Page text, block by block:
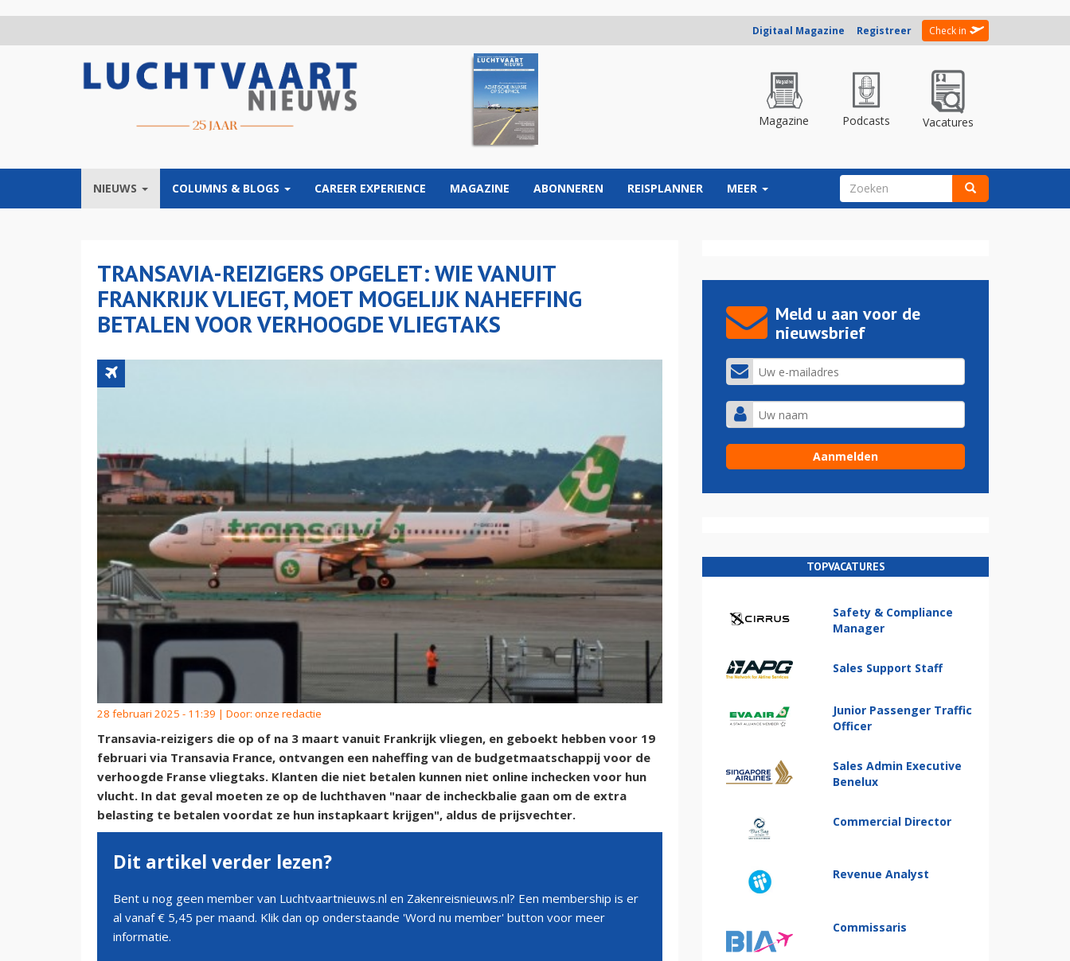
Digitaal Magazine Registreer Check in
Magazine Podcasts Vacatures
NIEUWS COLUMNS & BLOGS CAREER EXPERIENCE MAGAZINE ABONNEREN REISPLANNER MEER ZOEKVELD
TRANSAVIA-REIZIGERS OPGELET: WIE VANUIT
FRANKRIJK VLIEGT, MOET MOGELIJK NAHEFFING
BETALEN VOOR VERHOOGDE VLIEGTAKS
28 februari 2025 - 11:39 | Door: onze redactie
Transavia-reizigers die op of na 3 maart vanuit Frankrijk vliegen, en geboekt hebben voor 19
februari via Transavia France, ontvangen een naheffing van de budgetmaatschappij voor de
verhoogde Franse vliegtaks. Klanten die niet betalen kunnen niet online inchecken voor hun
vlucht. In dat geval moeten ze op de luchthaven "naar de incheckbalie gaan om de extra
belasting te betalen voordat ze hun instapkaart krijgen", aldus de prijsvechter.
Dit artikel verder lezen?
Bent u nog geen member van Luchtvaartnieuws.nl en Zakenreisnieuws.nl? Een membership is er
al vanaf € 5,45 per maand. Klik dan op onderstaande 'Word nu member' button voor meer
informatie.
Meld u aan voor de
nieuwsbrief
TOPVACATURES
Safety & Compliance
Manager
Sales Support Staff
Junior Passenger Traffic
Officer
Sales Admin Executive
Benelux
Commercial Director
Revenue Analyst
Commissaris